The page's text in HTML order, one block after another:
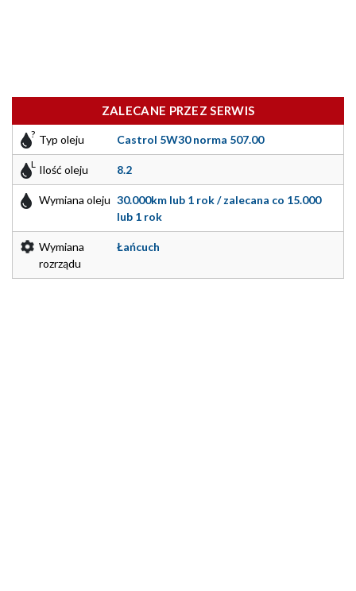
ZALECANE PRZEZ SERWIS
Typ oleju Castrol 5W30 norma 507.00
Ilość oleju 8.2
Wymiana oleju 30.000km lub 1 rok / zalecana co 15.000
lub 1 rok
Wymiana
rozrządu
Łańcuch